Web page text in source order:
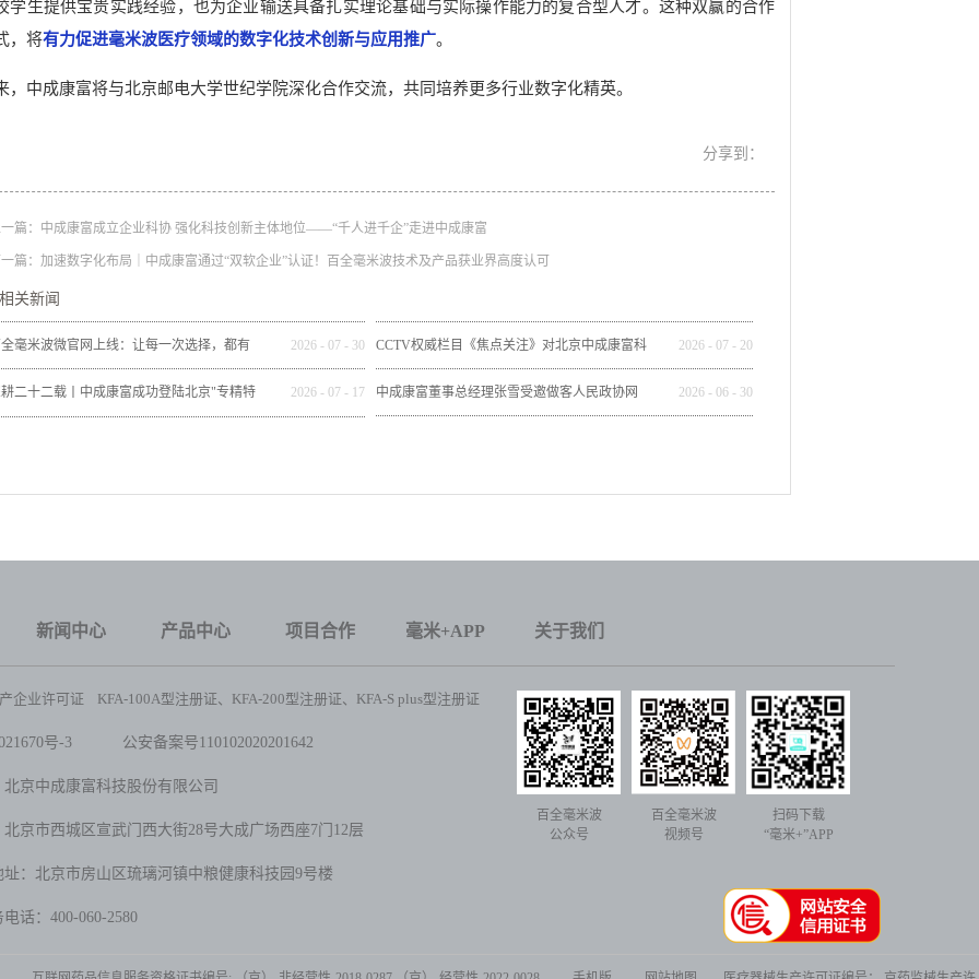
学生提供宝贵实践经验，也为企业输送具备扎实理论基础与实际操作能力的复合型人才。这种双赢的合作
，将有力促进毫米波医疗领域的数字化技术创新与应用推广。
，中成康富将与北京邮电大学世纪学院深化合作交流，共同培养更多行业数字化精英。
篇： 中成康富成立企业科协 强化科技创新主体地位——“千人进千企”走进中成康富
一篇： 加速数字化布局｜中成康富通过“双软企业”认证！百全毫米波技术及产品获业界高度认可
相关新闻
全毫米波微官网上线：让每一次选择，都有 2026 - 07 - 30 CCTV权威栏目《焦点关注》对北京中成康富科
技股份有限公司做了全方位报道
2026 - 07 - 20
二十二载丨中成康富成功登陆北京"专精特 2026 - 07 - 17 中成康富董事总经理张雪受邀做客人民政协网 2026 - 06 - 30
新闻中心 产品中心 项目合作 毫米+APP 关于我们
企业许可证 KFA-100A型注册证、KFA-200型注册证、KFA-S plus型注册证
号-3 公安备案号110102020201642
京中成康富科技股份有限公司
北京市西城区宣武门西大街28号大成广场西座7门12层
：北京市房山区琉璃河镇中粮健康科技园9号楼
话：400-060-2580
百全毫米波
公众号
百全毫米波
视频号
扫码下载
“毫米+”APP